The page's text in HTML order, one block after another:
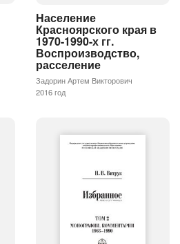
Население
Красноярского края в
1970-1990-х гг.
Воспроизводство,
расселение
Задорин Артем Викторович
2016 год